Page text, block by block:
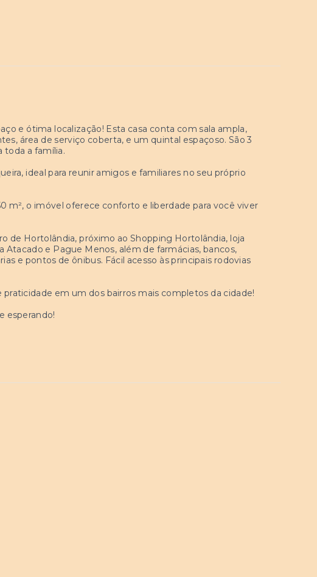
e ótima localização! Esta casa conta com sala ampla,
área de serviço coberta, e um quintal espaçoso. São 3
toda a família.
ideal para reunir amigos e familiares no seu próprio
m², o imóvel oferece conforto e liberdade para você viver
de Hortolândia, próximo ao Shopping Hortolândia, loja
Atacado e Pague Menos, além de farmácias, bancos,
e pontos de ônibus. Fácil acesso às principais rodovias
em um dos bairros mais completos da cidade!
esperando!